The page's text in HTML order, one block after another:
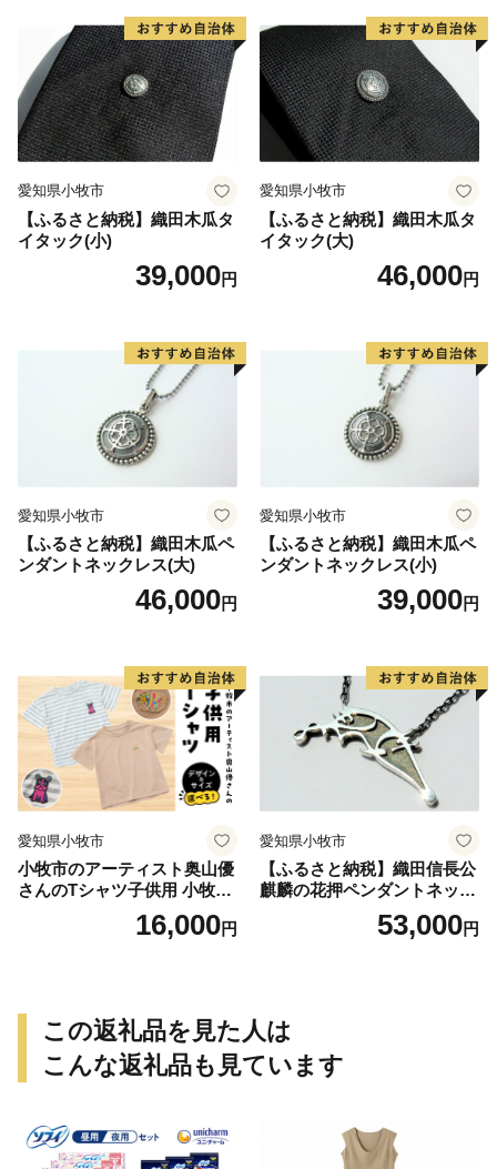
愛知県小牧市
【ふるさと納税】織田木瓜タ
イタック(小)
39,000円
愛知県小牧市
【ふるさと納税】織田木瓜タ
イタック(大)
46,000円
愛知県小牧市
【ふるさと納税】織田木瓜ペ
ンダントネックレス(大)
46,000円
愛知県小牧市
【ふるさと納税】織田木瓜ペ
ンダントネックレス(小)
39,000円
愛知県小牧市
小牧市のアーティスト奥山優
さんのTシャツ子供用 小牧市
16,000円
愛知県小牧市
【ふるさと納税】織田信長公
麒麟の花押ペンダントネック
53,000円
この返礼品を見た人は
こんな返礼品も見ています